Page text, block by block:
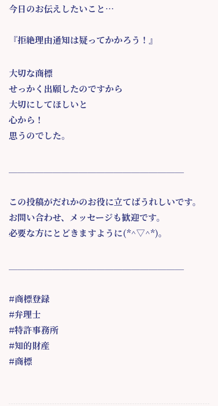
今日のお伝えしたいこと…
『拒絶理由通知は疑ってかかろう！』
大切な商標
せっかく出願したのですから
大切にしてほしいと
心から！
思うのでした。
この投稿がだれかのお役に立てばうれしいです。
お問い合わせ、メッセージも歓迎です。
必要な方にとどきますように(*^▽^*)。
#商標登録
#弁理士
#特許事務所
#知的財産
#商標